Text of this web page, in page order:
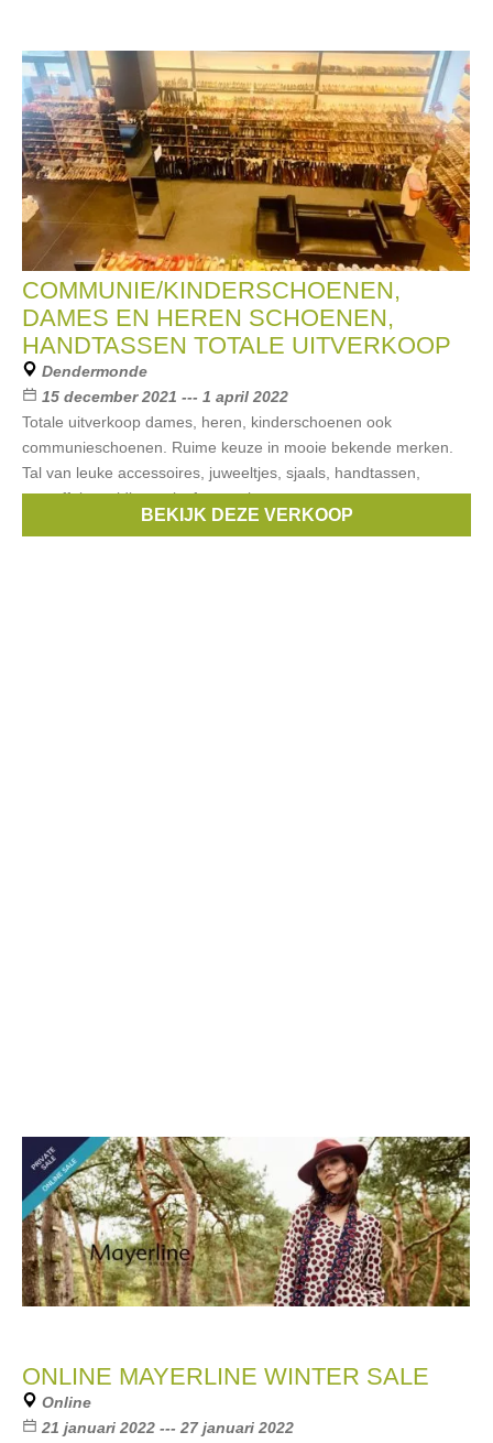
COMMUNIE/KINDERSCHOENEN,
DAMES EN HEREN SCHOENEN,
HANDTASSEN TOTALE UITVERKOOP
Dendermonde
15 december 2021 --- 1 april 2022
Totale uitverkoop dames, heren, kinderschoenen ook
communieschoenen. Ruime keuze in mooie bekende merken.
Tal van leuke accessoires, juweeltjes, sjaals, handtassen,
pantoffels, geldbeugels, feesttasjes,
Liu Jo,Gant, CKS,Pom D'Api,Banaline
BEKIJK DEZE VERKOOP
ONLINE MAYERLINE WINTER SALE
Online
21 januari 2022 --- 27 januari 2022